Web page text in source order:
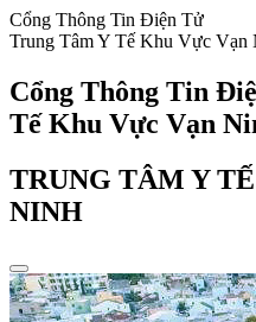
Cổng Thông Tin Điện Tử
Trung Tâm Y Tế Khu Vực Vạn
Cổng Thông Tin
Tế Khu Vực Vạn
TRUNG TÂM Y
NINH